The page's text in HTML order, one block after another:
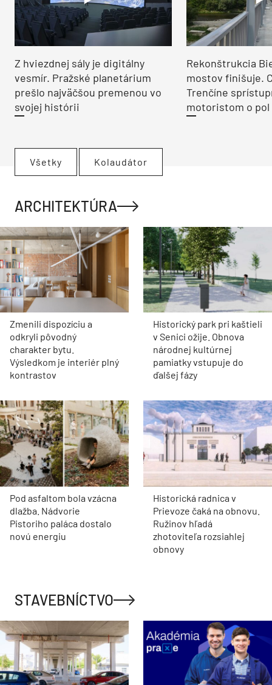
Z hviezdnej sály je digitálny
vesmír. Pražské planetárium
prešlo najväčšou premenou vo
svojej histórii
Rekonštrukcia
mostov finišuje.
Trenčíne
motoristom o pol
Všetky Kolaudátor
ARCHITEKTÚRA
Zmenili dispozíciu a
odkryli pôvodný
charakter bytu.
Výsledkom je interiér plný
kontrastov
Historický park pri kaštieli
v Senici ožije. Obnova
národnej kultúrnej
pamiatky vstupuje do
ďalšej fázy
Pod asfaltom bola vzácna
dlažba. Nádvorie
Pistoriho paláca dostalo
novú energiu
Historická radnica v
Prievoze čaká na obnovu.
Ružinov hľadá
zhotoviteľa rozsiahlej
obnovy
STAVEBNÍCTVO